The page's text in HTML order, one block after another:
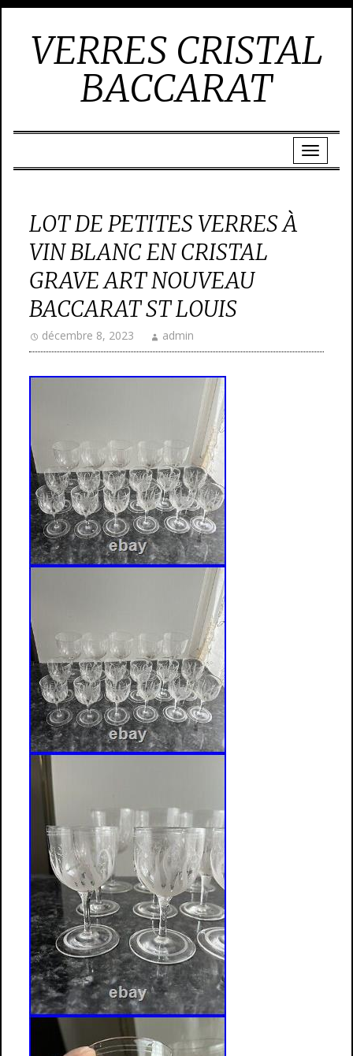
VERRES CRISTAL
BACCARAT
LOT DE PETITES VERRES À
VIN BLANC EN CRISTAL
GRAVE ART NOUVEAU
BACCARAT ST LOUIS
décembre 8, 2023 admin